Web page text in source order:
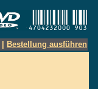
Bestellung ausführen